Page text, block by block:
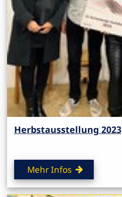
Herbstausstellung 2023
Mehr Infos